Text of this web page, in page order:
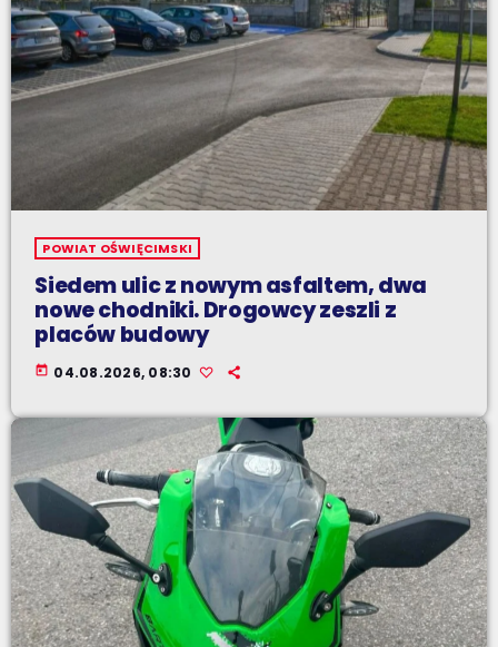
POWIAT OŚWIĘCIMSKI
Siedem ulic z nowym asfaltem, dwa
nowe chodniki. Drogowcy zeszli z
placów budowy
today 04.08.2026, 08:30